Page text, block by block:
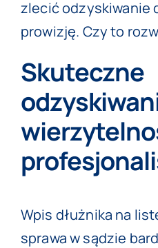
zlecić odzyskiwanie
prowizję. Czy to
Skuteczne
Wpis dłużnika na
sprawa w sądzie